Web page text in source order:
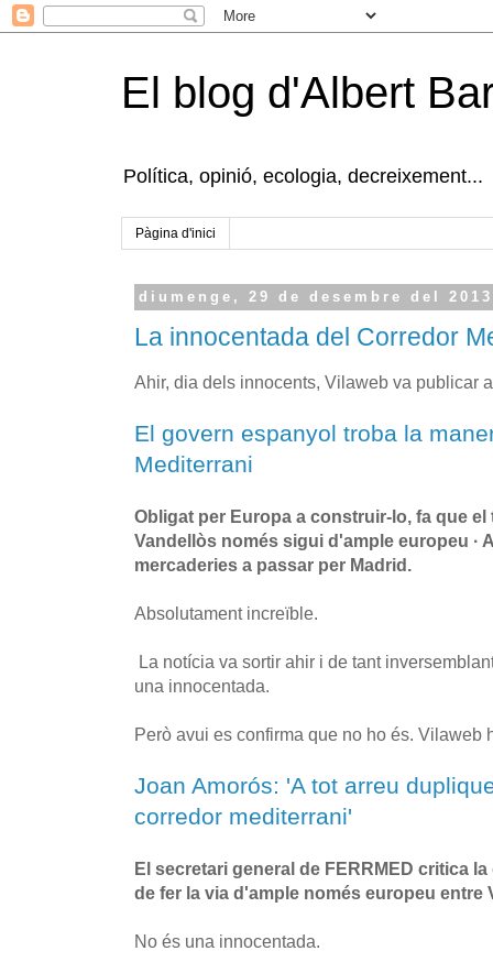
El blog d'Albert
Política, opinió, ecologia, decreixement...
Pàgina d'inici
diumenge, 29 de desembre del 2013
La innocentada del Corredor
Ahir, dia dels innocents, Vilaweb va publicar
El govern espanyol troba la
Mediterrani
Obligat per Europa a construir-lo, fa que el
Vandellòs només sigui d'ample europeu ·
mercaderies a passar per Madrid.
Absolutament increïble.
La notícia va sortir ahir i de tant
una innocentada.
Però avui es confirma que no ho és. Vilaweb
Joan Amorós: 'A tot arreu
corredor mediterrani'
El secretari general de FERRMED critica
de fer la via d'ample només europeu entre
No és una innocentada.